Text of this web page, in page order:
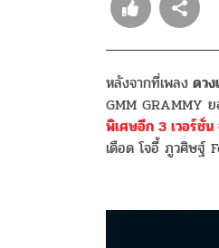
หลังจากที่เพลง ดว
GMM GRAMMY ย
พิเศษอีก 3 เวอร์ชั่
เดือด โจอี้ ภูวศิษฐ์